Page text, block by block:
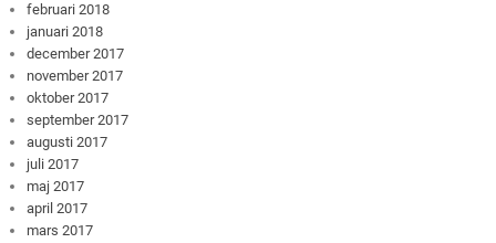
februari 2018
januari 2018
december 2017
november 2017
oktober 2017
september 2017
augusti 2017
juli 2017
maj 2017
april 2017
mars 2017